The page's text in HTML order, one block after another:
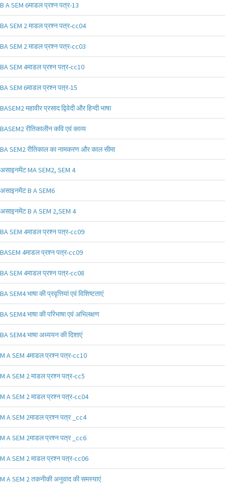
B A SEM 6माडल प्रश्न पत्र-13
BA SEM 2 माडल प्रश्न पत्र-cc04
BA SEM 2 माडल प्रश्न पत्र-cc03
BA SEM 4माडल प्रश्न पत्र-cc10
BA SEM 6माडल प्रश्न पत्र-15
BASEM2 महावीर प्रसाद द्विवेदी और हिन्दी भाषा
BASEM2 रीतिकालीन कवि एवं काव्य
BA SEM2 रीतिकाल का नामकरण और काल सीमा
असाइनमेंट MA SEM2, SEM 4
असाइनमेंट B A SEM6
असाइनमेंट B A SEM 2,SEM 4
BA SEM 4माडल प्रश्न पत्र-cc09
BASEM 4माडल प्रश्न पत्र-cc09
BA SEM 4माडल प्रश्न पत्र-cc08
BA SEM4 भाषा की प्रवृत्तियां एवं विशिष्टताएं
BA SEM4 भाषा की परिभाषा एवं अभिलक्षण
BA SEM4 भाषा अध्ययन की दिशाएं
M A SEM 4माडल प्रश्न पत्र-cc10
M A SEM 2 माडल प्रश्न पत्र-cc5
M A SEM 2 माडल प्रश्न पत्र-cc04
M A SEM 2माडल प्रश्न पत्र _cc4
M A SEM 2माडल प्रश्न पत्र _cc6
M A SEM 2 माडल प्रश्न पत्र-cc06
M A SEM 2 तकनीकी अनुवाद की समस्याएं